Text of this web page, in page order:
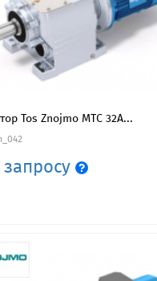
Tos Znojmo MTC 32A...